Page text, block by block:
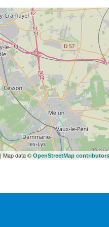
| Map data ©OpenStreetMap contributors